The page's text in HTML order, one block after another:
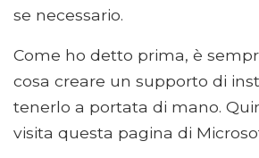
se necessario.
Come ho detto prima, è
cosa creare un supporto di
tenerlo a portata di mano.
visita questa pagina di